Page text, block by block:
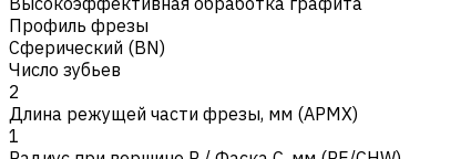
Профиль фрезы
Сферический (BN)
Число зубьев
2
Длина режущей части фрезы, мм (APMX)
1